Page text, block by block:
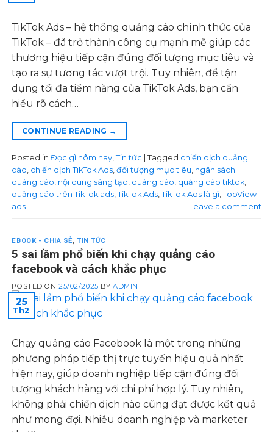
TikTok Ads – hệ thống quảng cáo chính thức của
TikTok – đã trở thành công cụ mạnh mẽ giúp các
thương hiệu tiếp cận đúng đối tượng mục tiêu và
tạo ra sự tương tác vượt trội. Tuy nhiên, để tận
dụng tối đa tiềm năng của TikTok Ads, bạn cần
hiểu rõ cách…
CONTINUE READING →
Posted inĐọc gì hôm nay,Tin tức |Tagged chiến dịch quảng
cáo, chiến dịch TikTok Ads,đối tượng mục tiêu, ngân sách
quảng cáo, nội dung sáng tạo, quảng cáo, quảng cáo tiktok,
quảng cáo trên TikTok ads,TikTok Ads,TikTok Ads là gì,TopView
ads
Leave a comment
EBOOK - CHIA SẺ,TIN TỨC
5 sai lầm phổ biến khi chạy quảng cáo
facebook và cách khắc phục
POSTED ON25/02/2025 BY ADMIN
25
Th2
Chạy quảng cáo Facebook là một trong những
phương pháp tiếp thị trực tuyến hiệu quả nhất
hiện nay, giúp doanh nghiệp tiếp cận đúng đối
tượng khách hàng với chi phí hợp lý. Tuy nhiên,
không phải chiến dịch nào cũng đạt được kết quả
như mong đợi. Nhiều doanh nghiệp và marketer